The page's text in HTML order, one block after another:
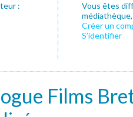
:
Vous êtes
Créer un
S’identifier
Films